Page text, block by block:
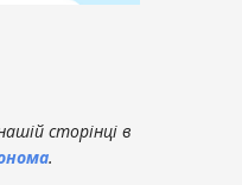
сторінці в
.